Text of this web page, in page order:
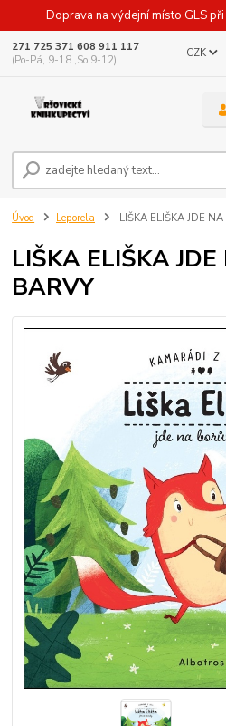
Doprava na výdejní místo GLS
CZK
271 725 371 608 911 117
(Po-Pá, 9-18 ,So 9-12)
Úvod Leporela LIŠKA ELIŠKA JDE
LIŠKA ELIŠKA
BARVY